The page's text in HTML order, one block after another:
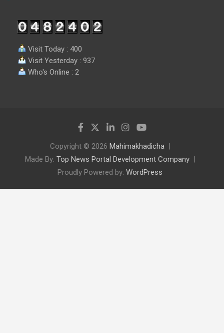
Visit Today : 400
Visit Yesterday : 937
Who's Online : 2
Copyright © 2026 Mahimakhadicha
Made By: Top News Portal Development Company
Proudly Powered by: WordPress